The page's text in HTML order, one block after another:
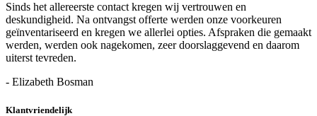
Sinds het allereerste contact kregen wij vertrouwen en
deskundigheid. Na ontvangst offerte werden onze voorkeuren
geïnventariseerd en kregen we allerlei opties. Afspraken die gemaakt
werden, werden ook nagekomen, zeer doorslaggevend en daarom
uiterst tevreden.
- Elizabeth Bosman
Klantvriendelijk